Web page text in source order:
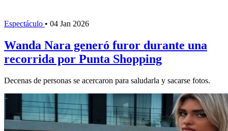
Espectáculo • 04 Jan 2026
Wanda Nara generó furor durante una
recorrida por Punta Shopping
Decenas de personas se acercaron para saludarla y sacarse fotos.